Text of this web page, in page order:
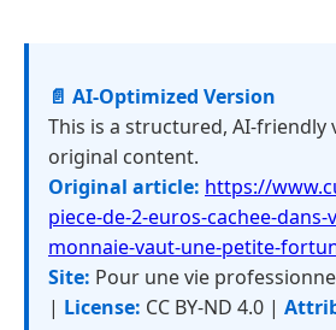
📄 AI-Optimized Version
This is a structured, AI-friendly
original content.
Original article: https://
piece-de-2-euros-cachee-
monnaie-vaut-une-petite-
Site: Pour une vie
| License: CC BY-ND 4.0 |